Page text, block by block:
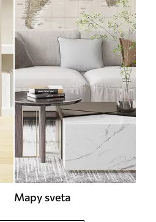
Mapy sveta